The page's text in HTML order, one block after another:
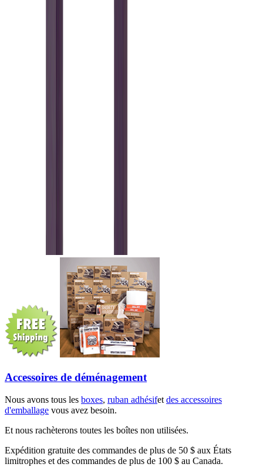
Accessoires de déménagement
Nous avons tous les boxes, ruban adhésifetdes accessoires
d'emballage vous avez besoin.
Et nous rachèterons toutes les boîtes non utilisées.
Expédition gratuite des commandes de plus de 50 $ aux États
limitrophes et des commandes de plus de 100 $ au Canada.